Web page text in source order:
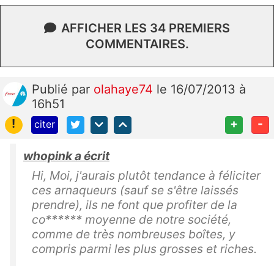
AFFICHER LES 34 PREMIERS
COMMENTAIRES.
Publié par olahaye74 le 16/07/2013 à
16h51
!
citer + -
whopink a écrit
Hi, Moi, j'aurais plutôt tendance à féliciter
ces arnaqueurs (sauf se s'être laissés
prendre), ils ne font que profiter de la
co****** moyenne de notre société,
comme de très nombreuses boîtes, y
compris parmi les plus grosses et riches.